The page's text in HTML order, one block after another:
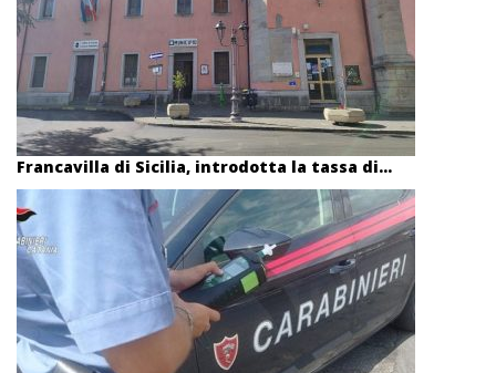
Francavilla di Sicilia, introdotta la tassa di...